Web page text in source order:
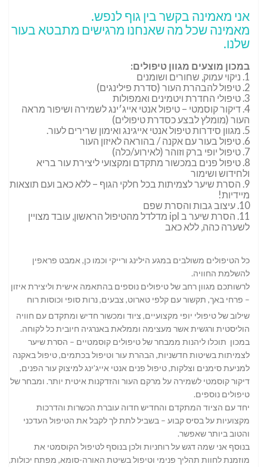
אני מאמינה בקשר בין גוף לנפש.
מאמינה שכל מה שאנחנו מרגישים מתבטא בעור
שלנו.
במכון מוצעים מגוון טיפולים:
1. ניקוי עמוק, שחורים ושומנים
2. טיפול להבהרת העור (סדרת פילינגים)
3. טיפולי החדרת ויטמינים ואמפולות
4. דיקור קוסמטי – טיפול אנטי אייג׳ינג לשמירה ושיפור מראה
העור (מומלץ לבצע כסדרת טיפולים)
5. מגוון סידרות טיפול אנטי אייגינג ואימון שרירים לעור.
6. טיפול בעור עם אקנה / בהוראה לאיזון העור
7. טיפול יופי ברק וזוהר (לאירוע/כלה)
8. טיפול פנים במכשור מתקדם ומקצועי ליצירת עור בריא
ולחידוש ושימור
9. הסרת שיער לצמיתות בכל חלקי הגוף – ללא כאב ועם תוצאות
מיידיות!
10. עיצוב גבות והסרת שפם
11. הסרת שיער ב ipl מדלדל מהטיפול הראשון, עובד מצויין
לשערה כהה, ללא כאב
כל הטיפולים משולבים במגע הילינג ורייקי וכמו כן, אמבט פראפין
להשלמת החוויה.
לרשותכם מגוון רחב של טיפולים נוספים בהתאמה אישית וליצירת איזון
– פרחי באך, תקשור עם קלפי טארוט, צבעים, נרות סופי וכוסות רוח
שילוב של טיפולי יופי מקצועיים, ציוד ומכשור חדיש ומתקדם עם חוויה
הוליסטית ורגשית אשר מעצימה וממלאת באנרגיה חיובית כל לקוחה. ​
במכון תוכלו ליהנות ממבחר של טיפולים קוסמטיים – הסרת שיער
לצמיתות בשיטות חדשניות, הבהרת עור וטיפול בכתמים, טיפול באקנה
למניעת סימנים וצלקות, טיפול פנים אנטי אייג’ינג למיצוק עור הפנים,
דיקור קוסמטי לשמירה על מרקם העור והזדקנות איטית יותר. ומבחר של
טיפולים נוספים.
יחד עם הציוד המתקדם והחדיש חדוה עוברת הכשרות והדרכות
מקצועיות על בסיס קבוע – בשביל לתת לך לקבל את הטיפול העדכני
והטוב ביותר שאפשר.
בנוסף אני שמה דגש על רוחניות ולכן בנוסף לטיפול הקוסמטי את
מוזמנת לחוות תהליך פנימי וטיפול בשיטת האורה-סומא, מפתח יכולות,